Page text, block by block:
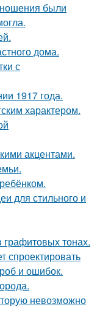
были
дома.
с
1917 года.
характером.
акцентами.
для стильного и
тонах.
спроектировать
и ошибок.
невозможно